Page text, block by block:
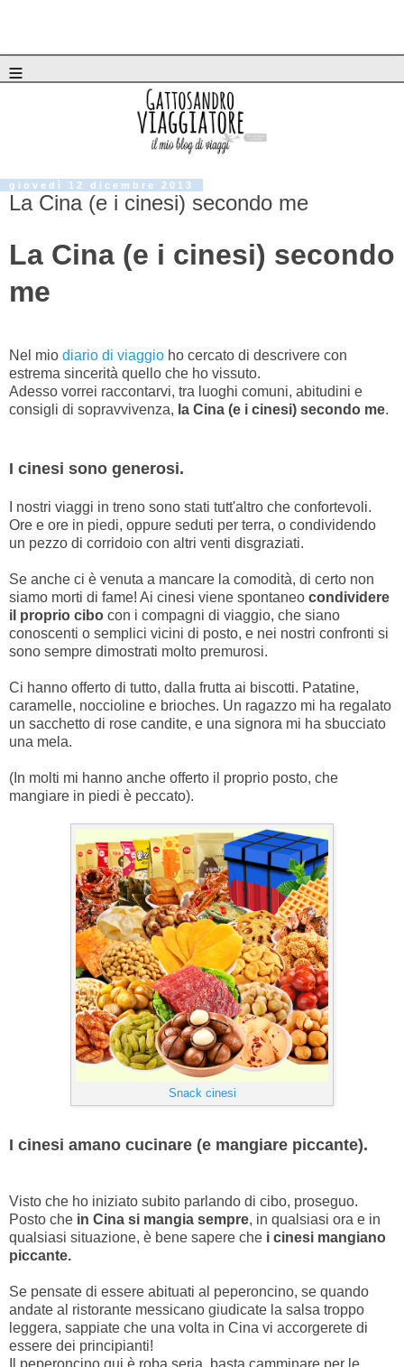
≡
giovedì 12 dicembre 2013
La Cina (e i cinesi) secondo me
La Cina (e i cinesi) secondo
me
Nel mio diario di viaggio ho cercato di descrivere con
estrema sincerità quello che ho vissuto.
Adesso vorrei raccontarvi, tra luoghi comuni, abitudini e
consigli di sopravvivenza, la Cina (e i cinesi) secondo me.
I cinesi sono generosi.
I nostri viaggi in treno sono stati tutt'altro che confortevoli.
Ore e ore in piedi, oppure seduti per terra, o condividendo
un pezzo di corridoio con altri venti disgraziati.
Se anche ci è venuta a mancare la comodità, di certo non
siamo morti di fame! Ai cinesi viene spontaneo condividere
il proprio cibo con i compagni di viaggio, che siano
conoscenti o semplici vicini di posto, e nei nostri confronti si
sono sempre dimostrati molto premurosi.
Ci hanno offerto di tutto, dalla frutta ai biscotti. Patatine,
caramelle, noccioline e brioches. Un ragazzo mi ha regalato
un sacchetto di rose candite, e una signora mi ha sbucciato
una mela.
(In molti mi hanno anche offerto il proprio posto, che
mangiare in piedi è peccato).
Snack cinesi
I cinesi amano cucinare (e mangiare piccante).
Visto che ho iniziato subito parlando di cibo, proseguo.
Posto che in Cina si mangia sempre, in qualsiasi ora e in
qualsiasi situazione, è bene sapere che i cinesi mangiano
piccante.
Se pensate di essere abituati al peperoncino, se quando
andate al ristorante messicano giudicate la salsa troppo
leggera, sappiate che una volta in Cina vi accorgerete di
essere dei principianti!